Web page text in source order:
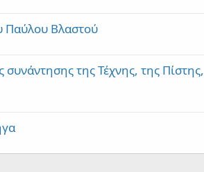
Παύλου Βλαστού
της Τέχνης, της Πίστης,